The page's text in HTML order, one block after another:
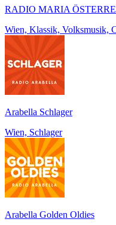
RADIO MARIA
Wien, Klassik, Volksmusik,
Arabella Schlager
Wien, Schlager
Arabella Golden Oldies